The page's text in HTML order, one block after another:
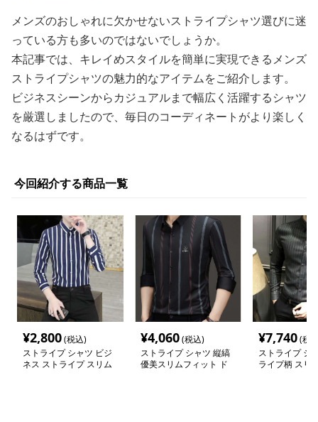
メンズのおしゃれに欠かせないストライプシャツ選びに迷
っている方も多いのではないでしょうか。
本記事では、キレイめスタイルを簡単に実現できるメンズ
ストライプシャツの魅力的なアイテムをご紹介します。
ビジネスシーンからカジュアルまで幅広く活躍するシャツ
を厳選しましたので、毎日のコーディネートがより楽しく
なるはずです。
今回紹介する商品一覧
¥2,800(税込)
ストライプ シャツ ビジ
ネス ストライプ スリム
¥4,060(税込)
ストライプ シャツ 縦縞
優美スリムフィット ド
¥7,740(税
ストライプ シ
ライプ柄 スリ